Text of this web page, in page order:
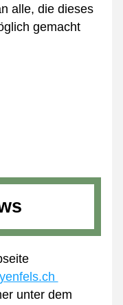
alle, die dieses
gemacht
unter dem